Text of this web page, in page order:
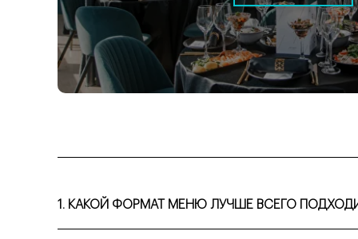
1. КАКОЙ ФОРМАТ МЕНЮ ЛУЧШЕ ВСЕГО